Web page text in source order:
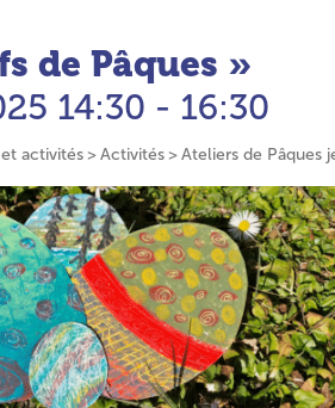
de Pâques »
14:30 - 16:30
activités Activités Ateliers de Pâques